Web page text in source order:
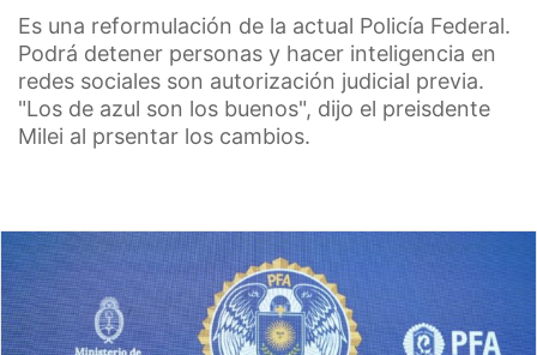
Es una reformulación de la actual Policía Federal.
Podrá detener personas y hacer inteligencia en
redes sociales son autorización judicial previa.
"Los de azul son los buenos", dijo el preisdente
Milei al prsentar los cambios.